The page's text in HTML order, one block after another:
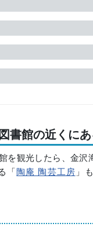
書館の近くにあ
を観光したら、金沢
「陶庵 陶芸工房 」